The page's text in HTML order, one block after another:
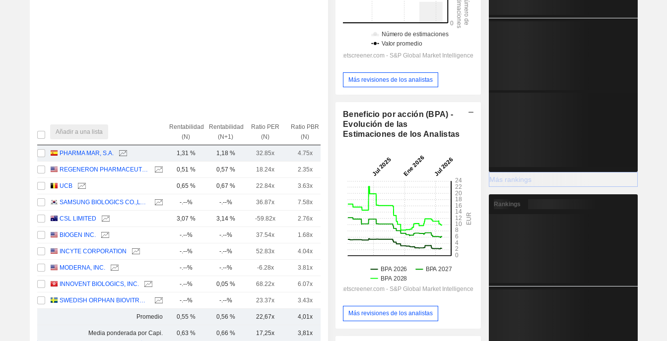
Añadir a una lista
Rentabilidad
(N)
Rentabilidad
(N+1)
Ratio PER
(N)
Ratio PBR
(N)
VE / Ventas
(N)
PHARMA MAR, S.A. 1,31 % 1,18 % 32.85x 4.75x
REGENERON PHARMACEUTICALS, INC. 0,51 % 0,57 % 18.24x 2.35x
UCB 0,65 % 0,67 % 22.84x 3.63x 4.98x
SAMSUNG BIOLOGICS CO.,LTD. -.--% -.--% 36.87x 7.58x 12.61x
CSL LIMITED 3,07 % 3,14 % -59.82x 2.76x 3.47x
BIOGEN INC. -.--% -.--% 37.54x 1.68x
INCYTE CORPORATION -.--% -.--% 52.83x 4.04x 3.32x
MODERNA, INC. -.--% -.--% -6.28x 3.81x
INNOVENT BIOLOGICS, INC. -.--% 0,05 % 68.22x 6.07x
SWEDISH ORPHAN BIOVITRUM AB -.--% -.--% 23.37x 3.43x
Promedio 0,55 % 0,56 % 22,67x 4,01x 5,76x
Media ponderada por Capi. 0,63 % 0,66 % 17,25x 3,81x
Más revisiones de los analistas
Beneficio por acción (BPA) -
Evolución de las
Estimaciones de los Analistas
Más revisiones de los analistas
Más rankings
Rankings